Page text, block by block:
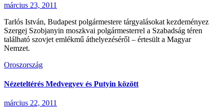
március 23, 2011
Tarlós István, Budapest polgármestere tárgyalásokat kezdeményez
Szergej Szobjanyin moszkvai polgármesterrel a Szabadság téren
található szovjet emlékmű áthelyezéséről – értesült a Magyar
Nemzet.
Oroszország
Nézeteltérés Medvegyev és Putyin között
március 22, 2011